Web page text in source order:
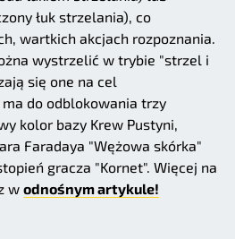
łuk strzelania), co
wartkich akcjach rozpoznania.
wystrzelić w trybie "strzel i
się one na cel
do odblokowania trzy
kolor bazy Krew Pustyni,
Faradaya "Wężowa skórka"
gracza "Kornet". Więcej na
w odnośnym artykule!